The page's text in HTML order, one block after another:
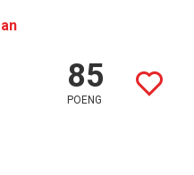
85
POENG